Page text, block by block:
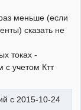
меньше (если
сказать не
токах -
с учетом Ктт
с 2015-10-24